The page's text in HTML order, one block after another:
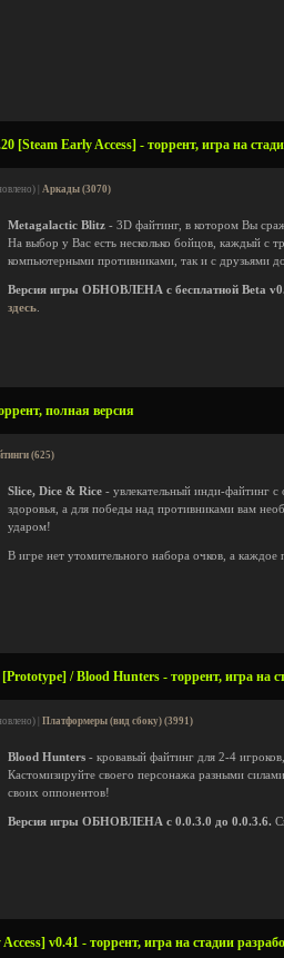
[Steam Early Access] - торрент, игра на
| Аркады (3070)
Metagalactic Blitz - 3D файтинг, в котором Вы
На выбор у Вас есть несколько бойцов, каждый с
компьютерными противниками, так и с друзьями
Версия игры ОБНОВЛЕНА с бесплатной Beta
здесь
полная версия
(625)
Slice, Dice & Rice - увлекательный инди-файтинг с
здоровья, а для победы над противниками вам
ударом!
В игре нет утомительного набора очков, а
/ Blood Hunters - торрент, игра на
| Платформеры (вид сбоку) (3991)
Blood Hunters - кровавый файтинг для 2-4
Кастомизируйте своего персонажа разными
своих оппонентов!
Версия игры ОБНОВЛЕНА с 0.0.3.0 до 0.0.3.6.
v0.41 - торрент, игра на стадии